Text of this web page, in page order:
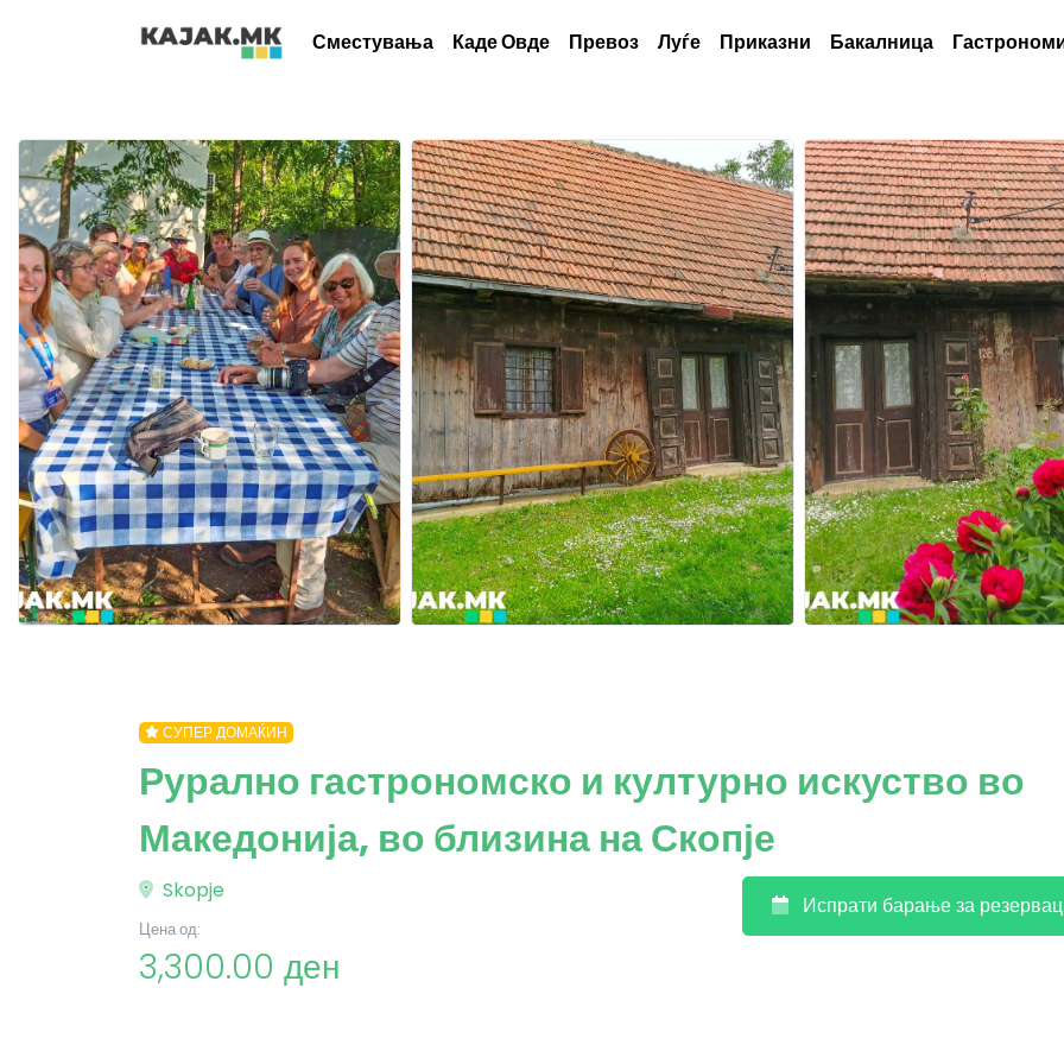
Сместувања Каде Овде Превоз Луѓе Приказни Бакалница
СУПЕР ДОМАЌИН
Рурално гастрономско и културно искуство во
Македонија, во близина на Скопје
Skopje
Цена од:
3,300.00 ден
Испрати барање за